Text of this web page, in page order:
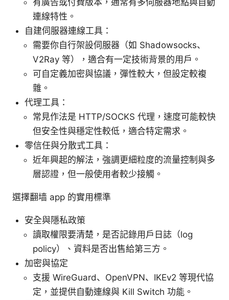
連線特性。
自建伺服器連線工具：
需要你自行架設伺服器（如 Shadowsocks、
V2Ray 等），適合有一定技術背景的用戶。
可自定義加密與協議，彈性較大，但設定較複
雜。
代理工具：
常見作法是 HTTP/SOCKS 代理，速度可能較快
但安全性與穩定性較低，適合特定需求。
零信任與分散式工具：
近年興起的解法，強調更細粒度的流量控制與多
層認證，但一般使用者較少接觸。
選擇翻墙 app 的實用標準
安全與隱私政策
讀取權限要清楚，是否記錄用戶日誌（log
policy）、資料是否出售給第三方。
加密與協定
支援 WireGuard、OpenVPN、IKEv2 等現代協
定，並提供自動連線與 Kill Switch 功能。